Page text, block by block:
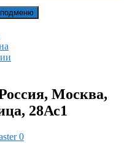
подменю
Москва,
28Ас1
0